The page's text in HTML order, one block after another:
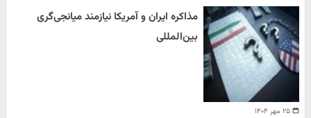
۲۵ مهر ۱۴۰۴
مذاکره ایران و آمریکا نیازمند میانجی‌گری
بین‌المللی